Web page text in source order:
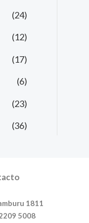
(24)
(12)
(17)
(6)
(23)
(36)
1811
5008